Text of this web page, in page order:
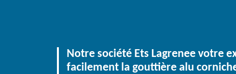
Notre société Ets Lagrenee votre
facilement la gouttière alu